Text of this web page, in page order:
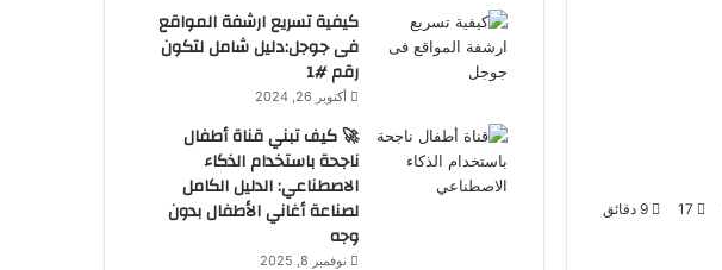
17
كيفية تسريع ارشفة المواقع
فى جوجل:دليل شامل لتكون
رقم #1
أكتوبر 26, 2024
🚀 كيف تبني قناة أطفال
ناجحة باستخدام الذكاء
الاصطناعي: الدليل الكامل
لصناعة أغاني الأطفال بدون
وجه
نوفمبر 8, 2025